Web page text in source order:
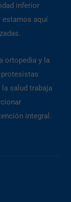
inferior
estamos aquí
ortopedia y la
salud trabaja
integral.